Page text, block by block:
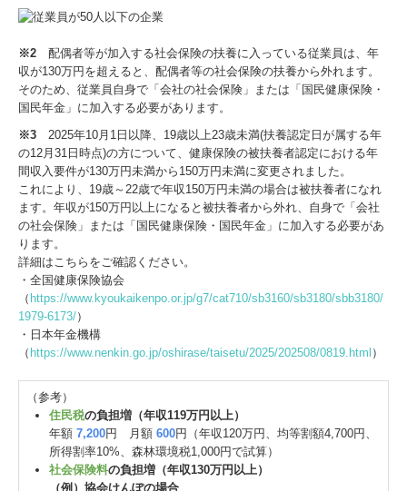
※2 配偶者等が加入する社会保険の扶養に入っている従業員は、年
収が130万円を超えると、配偶者等の社会保険の扶養から外れます。
そのため、従業員自身で「会社の社会保険」または「国民健康保険・
国民年金」に加入する必要があります。
※3 2025年10月1日以降、19歳以上23歳未満(扶養認定日が属する年
の12月31日時点)の方について、健康保険の被扶養者認定における年
間収入要件が130万円未満から150万円未満に変更されました。
これにより、19歳～22歳で年収150万円未満の場合は被扶養者になれ
ます。年収が150万円以上になると被扶養者から外れ、自身で「会社
の社会保険」または「国民健康保険・国民年金」に加入する必要があ
ります。
詳細はこちらをご確認ください。
・全国健康保険協会
（ https://www.kyoukaikenpo.or.jp/g7/cat710/sb3160/sb3180/sbb3180/
1979-6173/）
・日本年金機構
（ https://www.nenkin.go.jp/oshirase/taisetu/2025/202508/0819.html ）
（参考）
住民税の負担増（年収119万円以上）
年額 7,200円 月額 600円（年収120万円、均等割額4,700円、
所得割率10%、森林環境税1,000円で試算）
社会保険料の負担増（年収130万円以上）
（例）協会けんぽの場合